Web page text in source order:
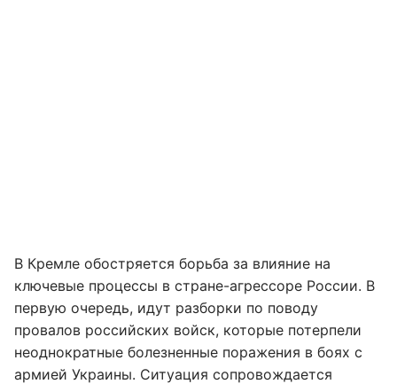
В Кремле обостряется борьба за влияние на
ключевые процессы в стране-агрессоре России. В
первую очередь, идут разборки по поводу
провалов российских войск, которые потерпели
неоднократные болезненные поражения в боях с
армией Украины. Ситуация сопровождается